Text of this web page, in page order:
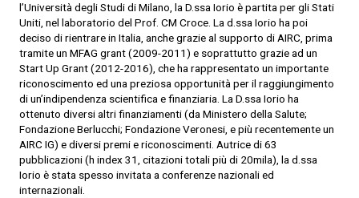
l’Università degli Studi di Milano, la D.ssa Iorio è partita per gli Stati
Uniti, nel laboratorio del Prof. CM Croce. La d.ssa Iorio ha poi
deciso di rientrare in Italia, anche grazie al supporto di AIRC, prima
tramite un MFAG grant (2009-2011) e soprattutto grazie ad un
Start Up Grant (2012-2016), che ha rappresentato un importante
riconoscimento ed una preziosa opportunità per il raggiungimento
di un’indipendenza scientifica e finanziaria. La D.ssa Iorio ha
ottenuto diversi altri finanziamenti (da Ministero della Salute;
Fondazione Berlucchi; Fondazione Veronesi, e più recentemente un
AIRC IG) e diversi premi e riconoscimenti. Autrice di 63
pubblicazioni (h index 31, citazioni totali più di 20mila), la d.ssa
Iorio è stata spesso invitata a conferenze nazionali ed
internazionali.